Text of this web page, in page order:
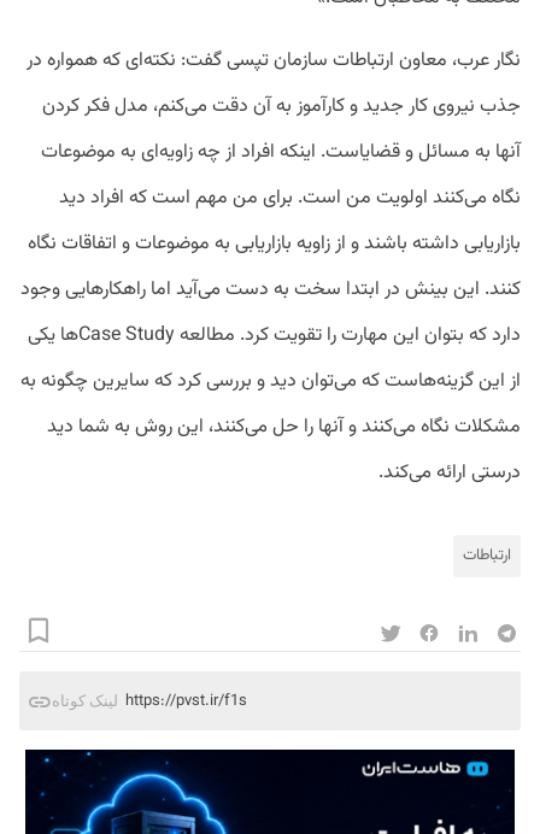
نگار عرب، معاون ارتباطات سازمان تپسی گفت: نکته‌ای که همواره در
جذب نیروی کار جدید و کارآموز به آن دقت می‌کنم، مدل فکر کردن
آنها به مسائل و قضایاست. اینکه افراد از چه زاویه‌ای به موضوعات
نگاه می‌کنند اولویت من است. برای من مهم است که افراد دید
بازاریابی داشته باشند و از زاویه بازاریابی به موضوعات و اتفاقات نگاه
کنند. این بینش در ابتدا سخت به‌ دست می‌آید اما راهکارهایی وجود
دارد که بتوان این مهارت را تقویت کرد. مطالعه Case Studyها یکی
از این گزینه‌هاست که می‌توان دید و بررسی کرد که سایرین چگونه به
مشکلات نگاه می‌کنند و آنها را حل می‌کنند، این روش به شما دید
درستی ارائه می‌کند.
ارتباطات
لینک کوتاه https://pvst.ir/f1s